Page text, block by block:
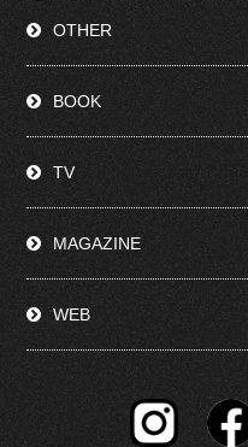
OTHER
BOOK
TV
MAGAZINE
WEB